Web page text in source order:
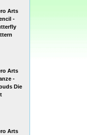
14,99 €
Arts
-
Arts
-
Die
Arts